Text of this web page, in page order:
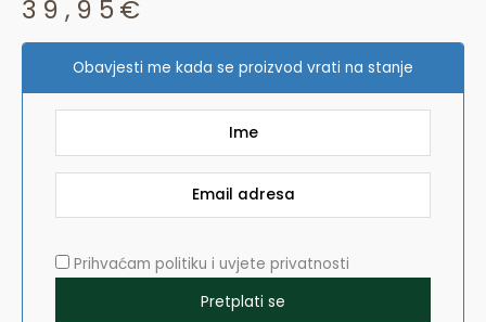
39,95 €
Obavjesti me kada se proizvod vrati na stanje
Prihvaćam politiku i uvjete privatnosti